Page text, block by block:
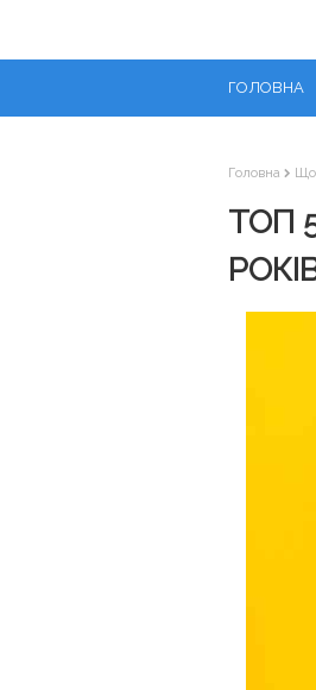
ГОЛОВНА
Головна Що
ТОП